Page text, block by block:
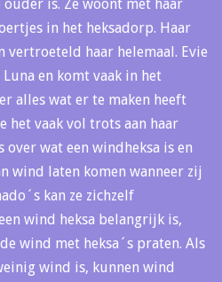
is. Ze woont met haar
in het heksadorp. Haar
vertroeteld haar helemaal. Evie
en komt vaak in het
alles wat er te maken heeft
het vaak vol trots aan haar
over wat een windheksa is en
wind laten komen wanneer zij
kan ze zichzelf
wind heksa belangrijk is,
wind met heksa´s praten. Als
wind is, kunnen wind